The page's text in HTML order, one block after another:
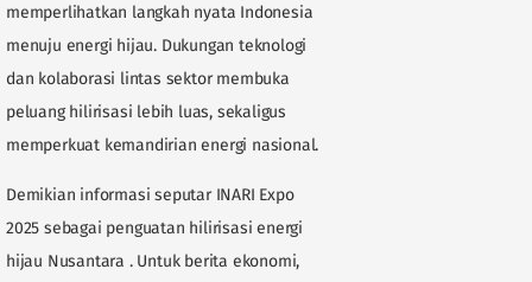
memperlihatkan langkah nyata Indonesia
menuju energi hijau. Dukungan teknologi
dan kolaborasi lintas sektor membuka
peluang hilirisasi lebih luas, sekaligus
memperkuat kemandirian energi nasional.
Demikian informasi seputar INARI Expo
2025 sebagai penguatan hilirisasi energi
hijau Nusantara . Untuk berita ekonomi,